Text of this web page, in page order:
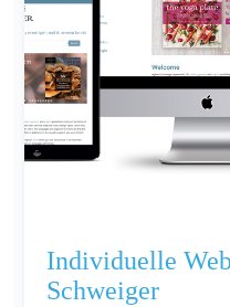
Individuelle
Schweiger